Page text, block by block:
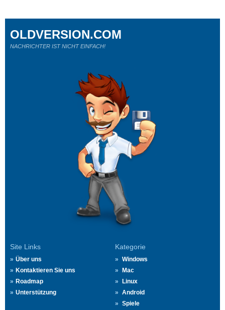
Site Links
Über uns
Kontaktieren Sie uns
Roadmap
Unterstützung
Kategorie
Windows
Mac
Linux
Android
Spiele
OLDVERSION.COM
NACHRICHTER IST NICHT EINFACH!